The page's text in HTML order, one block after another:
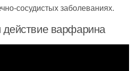
сосудистых заболеваниях.
действие варфарина